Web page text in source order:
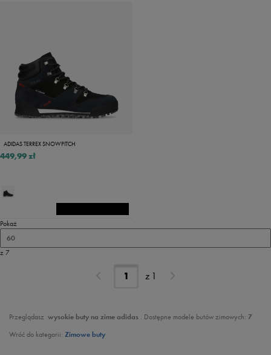
ADIDAS TERREX SNOWPITCH
449,99 zł
Pokaż
60
z 7
z 1
Przeglądasz wysokie buty na zime adidas . Dostępne modele butów zimowych: 7
Wróć do kategorii: Zimowe buty